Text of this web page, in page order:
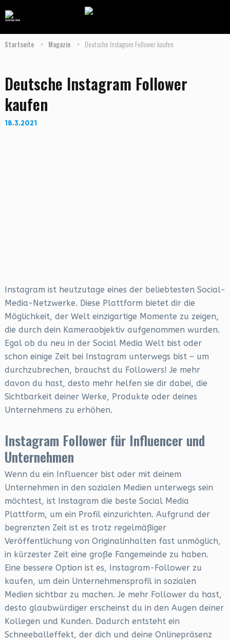
Startseite > Magazin > Deutsche Instagram Follower kaufen
Deutsche Instagram Follower
kaufen
18.3.2021
Instagram ist heutzutage eines der beliebtesten Social-
Media-Netzwerke. Diese Plattform bietet dir die
Möglichkeit, der Welt einzigartige Momente zu zeigen,
die durch dein Kameraobjektiv aufgenommen wurden.
Egal ob du neu in der Social Media Welt bist oder
schon einige Zeit bei Instagram unterwegs bist – um
durchzubrechen, brauchst du Followers! Je mehr
davon du hast, desto mehr helfen sie dir dabei, die
Sichtbarkeit deiner Werke, Produkte oder deines
Unternehmens zu erhöhen.
Instagram Follower für Influencer und
Unternehmen
Wenn du ein Influencer bist oder mit deinem
Unternehmen in den sozialen Medien unterwegs sein
möchtest, ist Instagram die beste Social Media
Plattform, um ein Profil einzurichten. Aufgrund der
begrenzten Zeit ist es trotz regelmäßiger
Veröffentlichung von Originalinhalten fast unmöglich,
in kürzester Zeit eine große Fangemeinde zu haben.
Eine bessere Option ist es, Instagram-Follower zu
kaufen, um dein Unternehmensprofil in sozialen
Medien sichtbar zu machen. Je mehr Follower du hast,
desto glaubwürdiger erscheinst du in den Augen deiner
Kollegen und Kunden. Dadurch entsteht ein
Schneeballeffekt, der dich und deine Onlinepräsenz